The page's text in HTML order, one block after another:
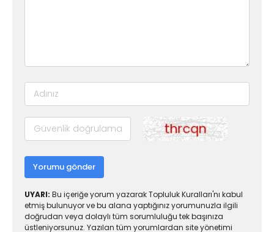
Yorumu gönder
UYARI: Bu içeriğe yorum yazarak Topluluk Kuralları'nı kabul
etmiş bulunuyor ve bu alana yaptığınız yorumunuzla ilgili
doğrudan veya dolaylı tüm sorumluluğu tek başınıza
üstleniyorsunuz. Yazılan tüm yorumlardan site yönetimi